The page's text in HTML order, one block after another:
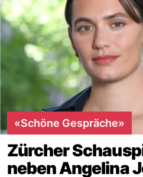
«Schöne Gespräche»
Zürcher
neben Angelina